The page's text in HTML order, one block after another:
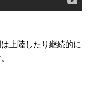
上陸したり継続的に